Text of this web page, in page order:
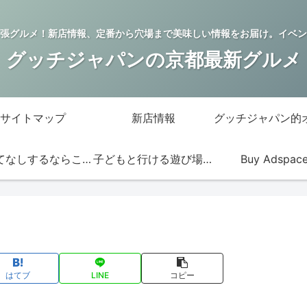
グルメ！新店情報、定番から穴場まで美味しい情報をお届け。イベ
グッチジャパンの京都最新グルメ
サイトマップ 新店情報
おもてなしするならこの店 子どもと行ける遊び場・お店 Buy
はてブ LINE コピー